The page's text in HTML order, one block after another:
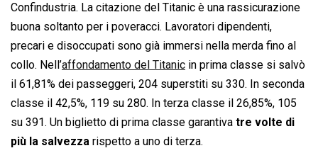
Confindustria. La citazione del Titanic è una rassicurazione
buona soltanto per i poveracci. Lavoratori dipendenti,
precari e disoccupati sono già immersi nella merda fino al
collo. Nell’affondamento del Titanic in prima classe si salvò
il 61,81% dei passeggeri, 204 superstiti su 330. In seconda
classe il 42,5%, 119 su 280. In terza classe il 26,85%, 105
su 391. Un biglietto di prima classe garantiva tre volte di
più la salvezza rispetto a uno di terza.